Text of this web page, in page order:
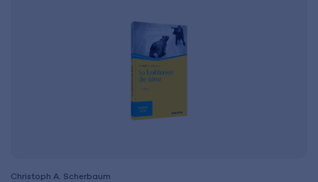
Christoph A. Scherbaum